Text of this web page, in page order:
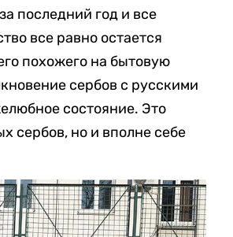
последний год и все
все равно остается
похожего на бытовую
сербов с русскими
состояние. Это
сербов, но и вполне себе